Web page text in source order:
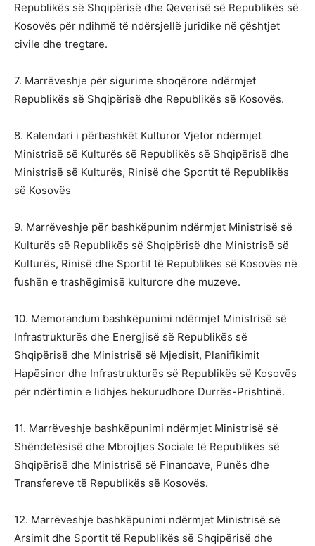
Republikës së Shqipërisë dhe Qeverisë së Republikës së
Kosovës për ndihmë të ndërsjellë juridike në çështjet
civile dhe tregtare.
7. Marrëveshje për sigurime shoqërore ndërmjet
Republikës së Shqipërisë dhe Republikës së Kosovës.
8. Kalendari i përbashkët Kulturor Vjetor ndërmjet
Ministrisë së Kulturës së Republikës së Shqipërisë dhe
Ministrisë së Kulturës, Rinisë dhe Sportit të Republikës
së Kosovës
9. Marrëveshje për bashkëpunim ndërmjet Ministrisë së
Kulturës së Republikës së Shqipërisë dhe Ministrisë së
Kulturës, Rinisë dhe Sportit të Republikës së Kosovës në
fushën e trashëgimisë kulturore dhe muzeve.
10. Memorandum bashkëpunimi ndërmjet Ministrisë së
Infrastrukturës dhe Energjisë së Republikës së
Shqipërisë dhe Ministrisë së Mjedisit, Planifikimit
Hapësinor dhe Infrastrukturës së Republikës së Kosovës
për ndërtimin e lidhjes hekurudhore Durrës-Prishtinë.
11. Marrëveshje bashkëpunimi ndërmjet Ministrisë së
Shëndetësisë dhe Mbrojtjes Sociale të Republikës së
Shqipërisë dhe Ministrisë së Financave, Punës dhe
Transfereve të Republikës së Kosovës.
12. Marrëveshje bashkëpunimi ndërmjet Ministrisë së
Arsimit dhe Sportit të Republikës së Shqipërisë dhe